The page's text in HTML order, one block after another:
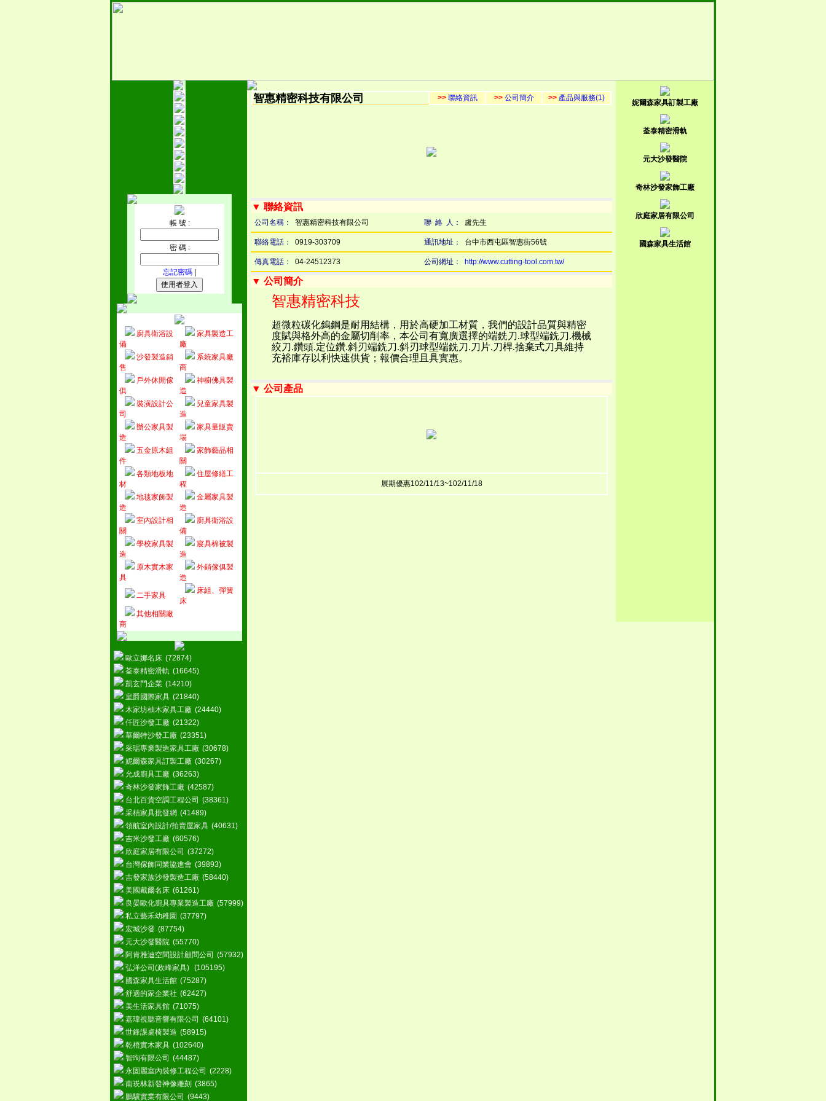
帳 號 :
密 碼 :
忘記密碼
廚具衛浴設
備
家具製造工
廠
沙發製造銷
售
系統家具廠
商
戶外休閒傢
俱
神櫥佛具製
造
裝潢設計公
司
兒童家具製
造
辦公家具製
造
家具量販賣
場
五金原木組
件
家飾藝品相
關
各類地板地
材
住屋修繕工
程
地毯家飾製
造
金屬家具製
造
室內設計相
關
廚具衛浴設
備
學校家具製
造
寢具棉被製
造
原木實木家
具
外銷傢俱製
造
二手家具
床組、彈簧
床
其他相關廠
商
歐立娜名床 (72874)
荃泰精密滑軌 (16645)
凱玄門企業 (14210)
皇爵國際家具 (21840)
木家坊柚木家具工廠 (24440)
仟匠沙發工廠 (21322)
華爾特沙發工廠 (23351)
采琚專業製造家具工廠 (30678)
妮爾森家具訂製工廠 (30267)
允成廚具工廠 (36263)
奇林沙發家飾工廠 (42587)
台北百貨空調工程公司 (38361)
采桔家具批發網 (41489)
領航室內設計/拍賣屋家具 (40631)
吉米沙發工廠 (60576)
欣庭家居有限公司 (37272)
台灣傢飾同業協進會 (39893)
吉發家族沙發製造工廠 (58440)
美國戴爾名床 (61261)
良晏歐化廚具專業製造工廠 (57999)
私立藝禾幼稚園 (37797)
宏城沙發 (87754)
元大沙發醫院 (55770)
阿肯雅迪空間設計顧問公司 (57932)
弘洋公司(政峰家具) (105195)
國森家具生活館 (75287)
舒適的家企業社 (62427)
美生活家具館 (71075)
嘉瑋視聽音響有限公司 (64101)
世鋒課桌椅製造 (58915)
乾梧實木家具 (102640)
智珣有限公司 (44487)
永固麗室內裝修工程公司 (2228)
南崁林新發神像雕刻 (3865)
鵬驥實業有限公司 (9443)
智惠精密科技有限公司 >>聯絡資訊 >>公司簡介 >> 產品與服務(1)
▼ 聯絡資訊
公司名稱： 智惠精密科技有限公司 聯 絡 人： 盧先生
聯絡電話： 0919-303709 通訊地址： 台中市西屯區智惠街56號
傳真電話： 04-24512373 公司網址： http://www.cutting-tool.com.tw/
▼ 公司簡介
智惠精密科技
超微粒碳化鎢鋼是耐用結構，用於高硬加工材質，我們的設計品質與精密
度賦與格外高的金屬切削率，本公司有寬廣選擇的端銑刀.球型端銑刀.機械
絞刀.鑽頭.定位鑽.斜刃端銑刀.斜刃球型端銑刀.刀片.刀桿.捨棄式刀具維持
充裕庫存以利快速供貨；報價合理且具實惠。
▼ 公司產品
展期優惠102/11/13~102/11/18
妮爾森家具訂製工廠
荃泰精密滑軌
元大沙發醫院
奇林沙發家飾工廠
欣庭家居有限公司
國森家具生活館